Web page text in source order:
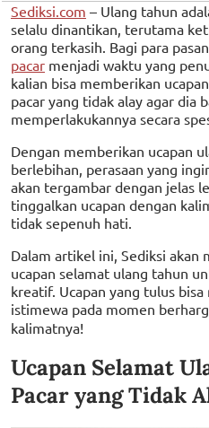
Sediksi.com – Ulang tahun
selalu dinantikan, terutama
orang terkasih. Bagi para
pacar menjadi waktu yang
kalian bisa memberikan
pacar yang tidak alay agar dia
memperlakukannya secara
Dengan memberikan ucapan
berlebihan, perasaan yang
akan tergambar dengan jelas
tinggalkan ucapan dengan
tidak sepenuh hati.
Dalam artikel ini, Sediksi akan
ucapan selamat ulang tahun
kreatif. Ucapan yang tulus
istimewa pada momen
kalimatnya!
Ucapan Selamat
Pacar yang Tidak